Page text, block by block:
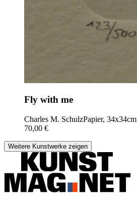
Fly with me
Charles M. SchulzPapier, 34x34cm
70,00 €
Weitere Kunstwerke zeigen